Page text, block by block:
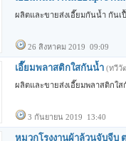
ผลิตและขายส่งเอี๊ยมกันน้ำ กันเ
26 สิงหาคม 2019 09:09
เอี๊ยมพลาสติกใสกันน้ำ (ทวีวั
ผลิตและขายส่งเอี๊ยมพลาสติกใส
3 กันยายน 2019 13:40
หมวกโรงงานผ้าล้วนจับจีบ